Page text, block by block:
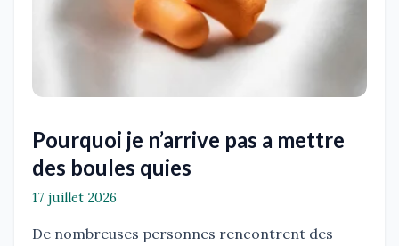
Pourquoi je n’arrive pas a mettre
des boules quies
17 juillet 2026
De nombreuses personnes rencontrent des